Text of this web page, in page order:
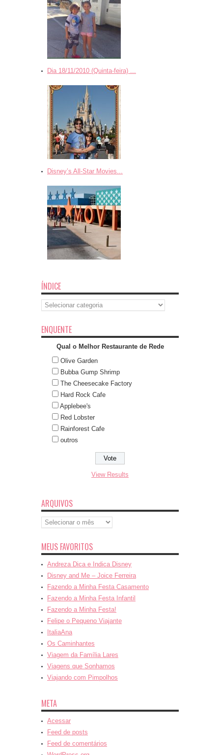
Dia 18/11/2010 (Quinta-feira) ...
Disney’s All-Star Movies...
ÍNDICE
Índice
ENQUENTE
Qual o Melhor Restaurante de Rede
Olive Garden
Bubba Gump Shrimp
The Cheesecake Factory
Hard Rock Cafe
Applebee's
Red Lobster
Rainforest Cafe
outros
View Results
ARQUIVOS
Arquivos
MEUS FAVORITOS
Andreza Dica e Indica Disney
Disney and Me – Joice Ferreira
Fazendo a Minha Festa Casamento
Fazendo a Minha Festa Infantil
Fazendo a Minha Festa!
Felipe o Pequeno Viajante
ItaliaAna
Os Caminhantes
Viagem da Família Lares
Viagens que Sonhamos
Viajando com Pimpolhos
META
Acessar
Feed de posts
Feed de comentários